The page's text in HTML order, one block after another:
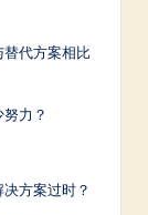
代方案相比
力？
方案过时？